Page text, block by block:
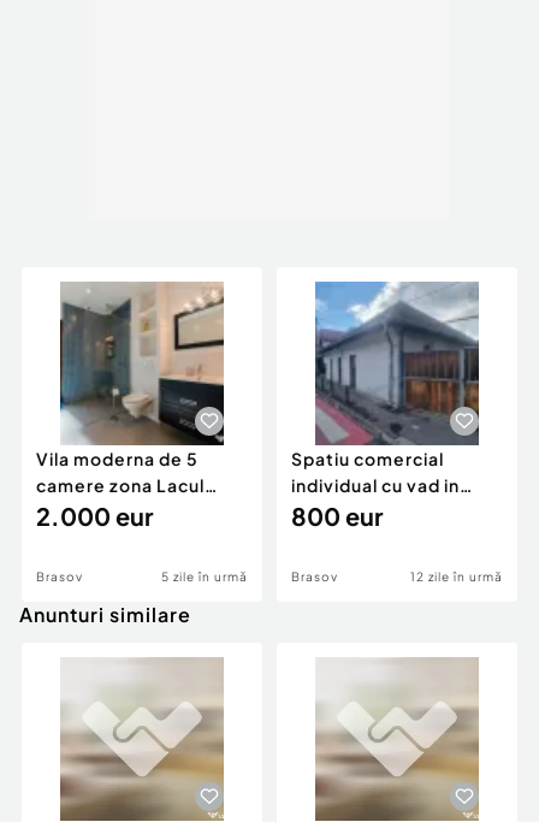
Vila moderna de 5
camere zona Lacul
Noua
2.000 eur
Brasov 5 zile în urmă
Spatiu comercial
individual cu vad in
zona strazii Iuliu Man
800 eur
Brasov 12 zile în urmă
Anunturi similare